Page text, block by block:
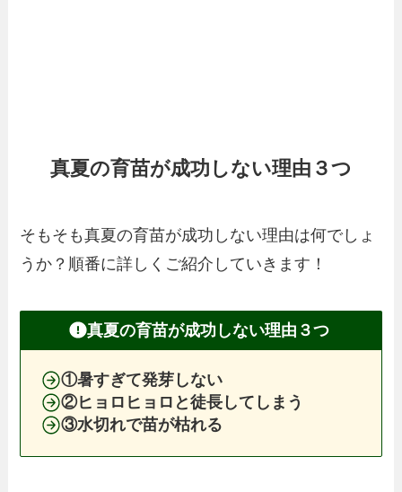
真夏の育苗が成功しない理由３つ
そもそも真夏の育苗が成功しない理由は何でしょ
うか？順番に詳しくご紹介していきます！
真夏の育苗が成功しない理由３つ
①暑すぎて発芽しない
②ヒョロヒョロと徒長してしまう
③水切れで苗が枯れる